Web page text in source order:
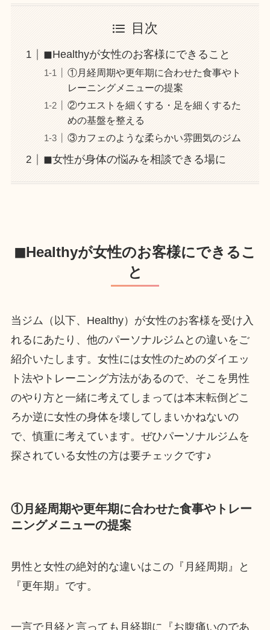
目次
◼︎Healthyが女性のお客様にできること
①月経周期や更年期に合わせた食事やト
レーニングメニューの提案
②ウエストを細くする・足を細くするた
めの基盤を整える
③カフェのような柔らかい雰囲気のジム
◼︎女性が身体の悩みを相談できる場に
◼︎Healthyが女性のお客様にできるこ
と
当ジム（以下、Healthy）が女性のお客様を受け入
れるにあたり、他のパーソナルジムとの違いをご
紹介いたします。女性には女性のためのダイエッ
ト法やトレーニング方法があるので、そこを男性
のやり方と一緒に考えてしまっては本末転倒どこ
ろか逆に女性の身体を壊してしまいかねないの
で、慎重に考えています。ぜひパーソナルジムを
探されている女性の方は要チェックです♪
①月経周期や更年期に合わせた食事やトレー
ニングメニューの提案
男性と女性の絶対的な違いはこの『月経周期』と
『更年期』です。
一言で月経と言っても月経期に『お腹痛いのであ